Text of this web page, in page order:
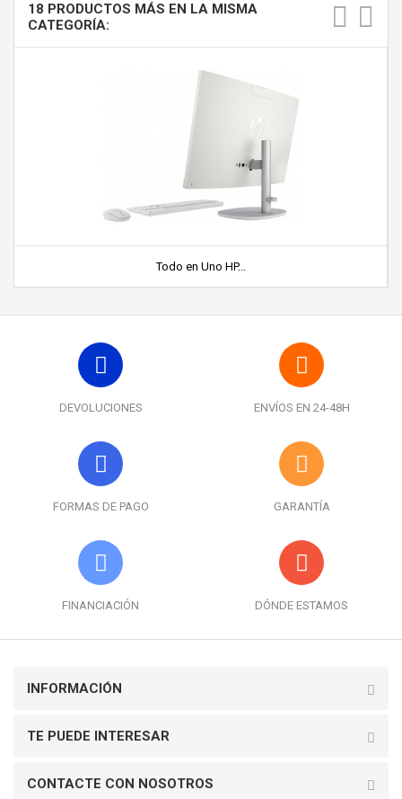
18 PRODUCTOS MÁS EN LA MISMA
CATEGORÍA:
Todo en Uno HP...
DEVOLUCIONES ENVÍOS EN 24-48H
FORMAS DE PAGO GARANTÍA
FINANCIACIÓN DÓNDE ESTAMOS
INFORMACIÓN
TE PUEDE INTERESAR
CONTACTE CON NOSOTROS